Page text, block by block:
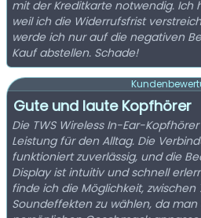
mit der Kreditkarte notwendig. Ich
weil ich die Widerrufsfrist
werde ich nur auf die negativen
Kauf abstellen. Schade!
Gute und laute Kopfhörer
Die TWS Wireless In-Ear-
Leistung für den Alltag. Die
funktioniert zuverlässig, und die
Display ist intuitiv und schnell
finde ich die Möglichkeit,
Soundeffekten zu wählen, da